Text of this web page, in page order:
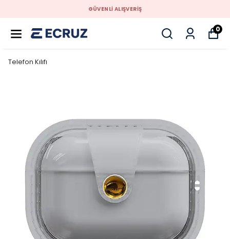
GÜVENLİ ALIŞVERİŞ
0
Telefon Kılıfı